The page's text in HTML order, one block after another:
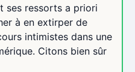
ses ressorts a priori
à en extirper de
intimistes dans une
Citons bien sûr